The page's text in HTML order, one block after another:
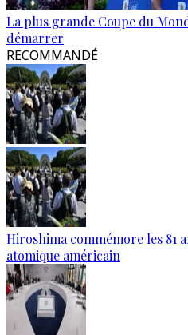
La plus grande Coupe du
démarrer
RECOMMANDÉ
Hiroshima commémore les 81
atomique américain